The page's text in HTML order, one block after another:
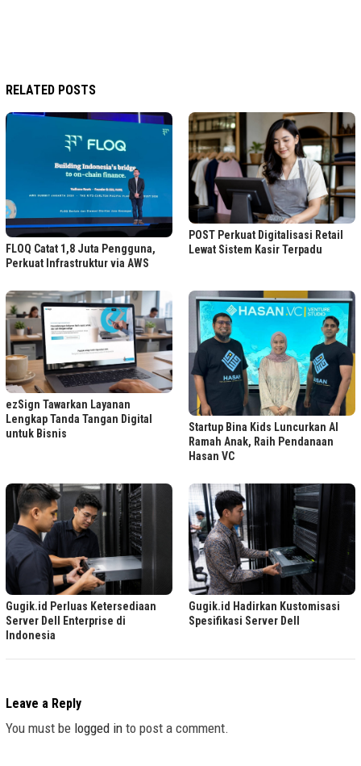
RELATED POSTS
FLOQ Catat 1,8 Juta Pengguna,
Perkuat Infrastruktur via AWS
POST Perkuat Digitalisasi Retail
Lewat Sistem Kasir Terpadu
ezSign Tawarkan Layanan
Lengkap Tanda Tangan Digital
untuk Bisnis
Startup Bina Kids Luncurkan AI
Ramah Anak, Raih Pendanaan
Hasan VC
Gugik.id Perluas Ketersediaan
Server Dell Enterprise di
Indonesia
Gugik.id Hadirkan Kustomisasi
Spesifikasi Server Dell
Leave a Reply
You must be logged in to post a comment.